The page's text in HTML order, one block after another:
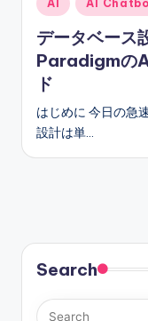
in
AI AI
データベース
Paradigmの
ド
はじめに 今日の急
設計は単…
稿
の
ペ
Search